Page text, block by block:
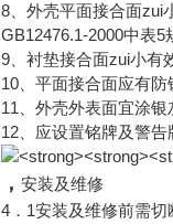
8、外壳平面接合面zui
GB12476.1-2000中表5
9、衬垫接合面zui小有
10、平面接合面应有防
11、外壳外表面宜涂银
12、应设置铭牌及警告
， 安装及维修
4．1安装及维修前需切